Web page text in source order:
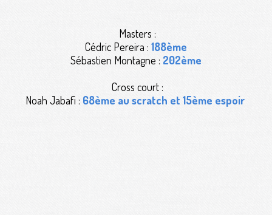
Masters :
Cédric Pereira : 188ème
Sébastien Montagne : 202ème
Cross court :
Noah Jabafi : 68ème au scratch et 15ème espoir